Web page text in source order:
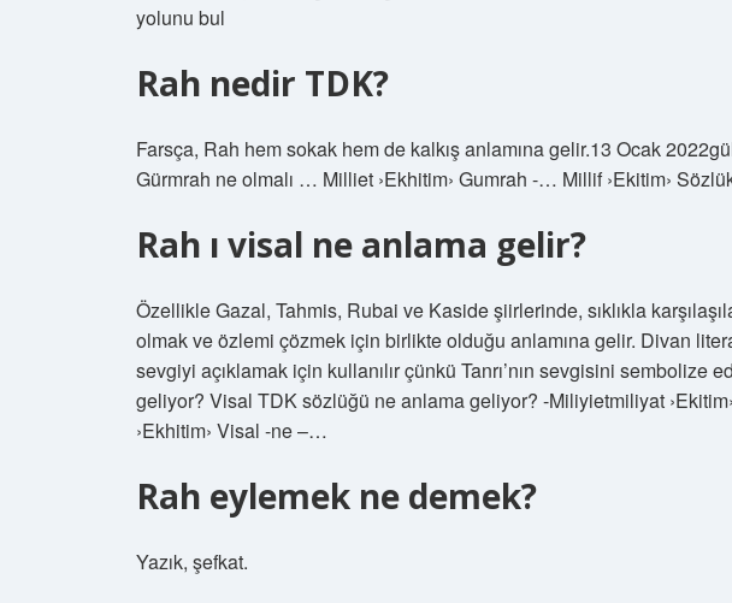
yolunu bul
Rah nedir TDK?
Farsça, Rah hem sokak hem de kalkış anlamına gelir.13 Ocak
Gürmrah ne olmalı … Milliet ›Ekhitim› Gumrah -… Millif ›Ekitim›
Rah ı visal ne anlama gelir?
Özellikle Gazal, Tahmis, Rubai ve Kaside şiirlerinde, sıklıkla
olmak ve özlemi çözmek için birlikte olduğu anlamına gelir. Divan
sevgiyi açıklamak için kullanılır çünkü Tanrı’nın sevgisini sembolize
geliyor? Visal TDK sözlüğü ne anlama geliyor? -Miliyietmiliyat
›Ekhitim› Visal -ne –…
Rah eylemek ne demek?
Yazık, şefkat.